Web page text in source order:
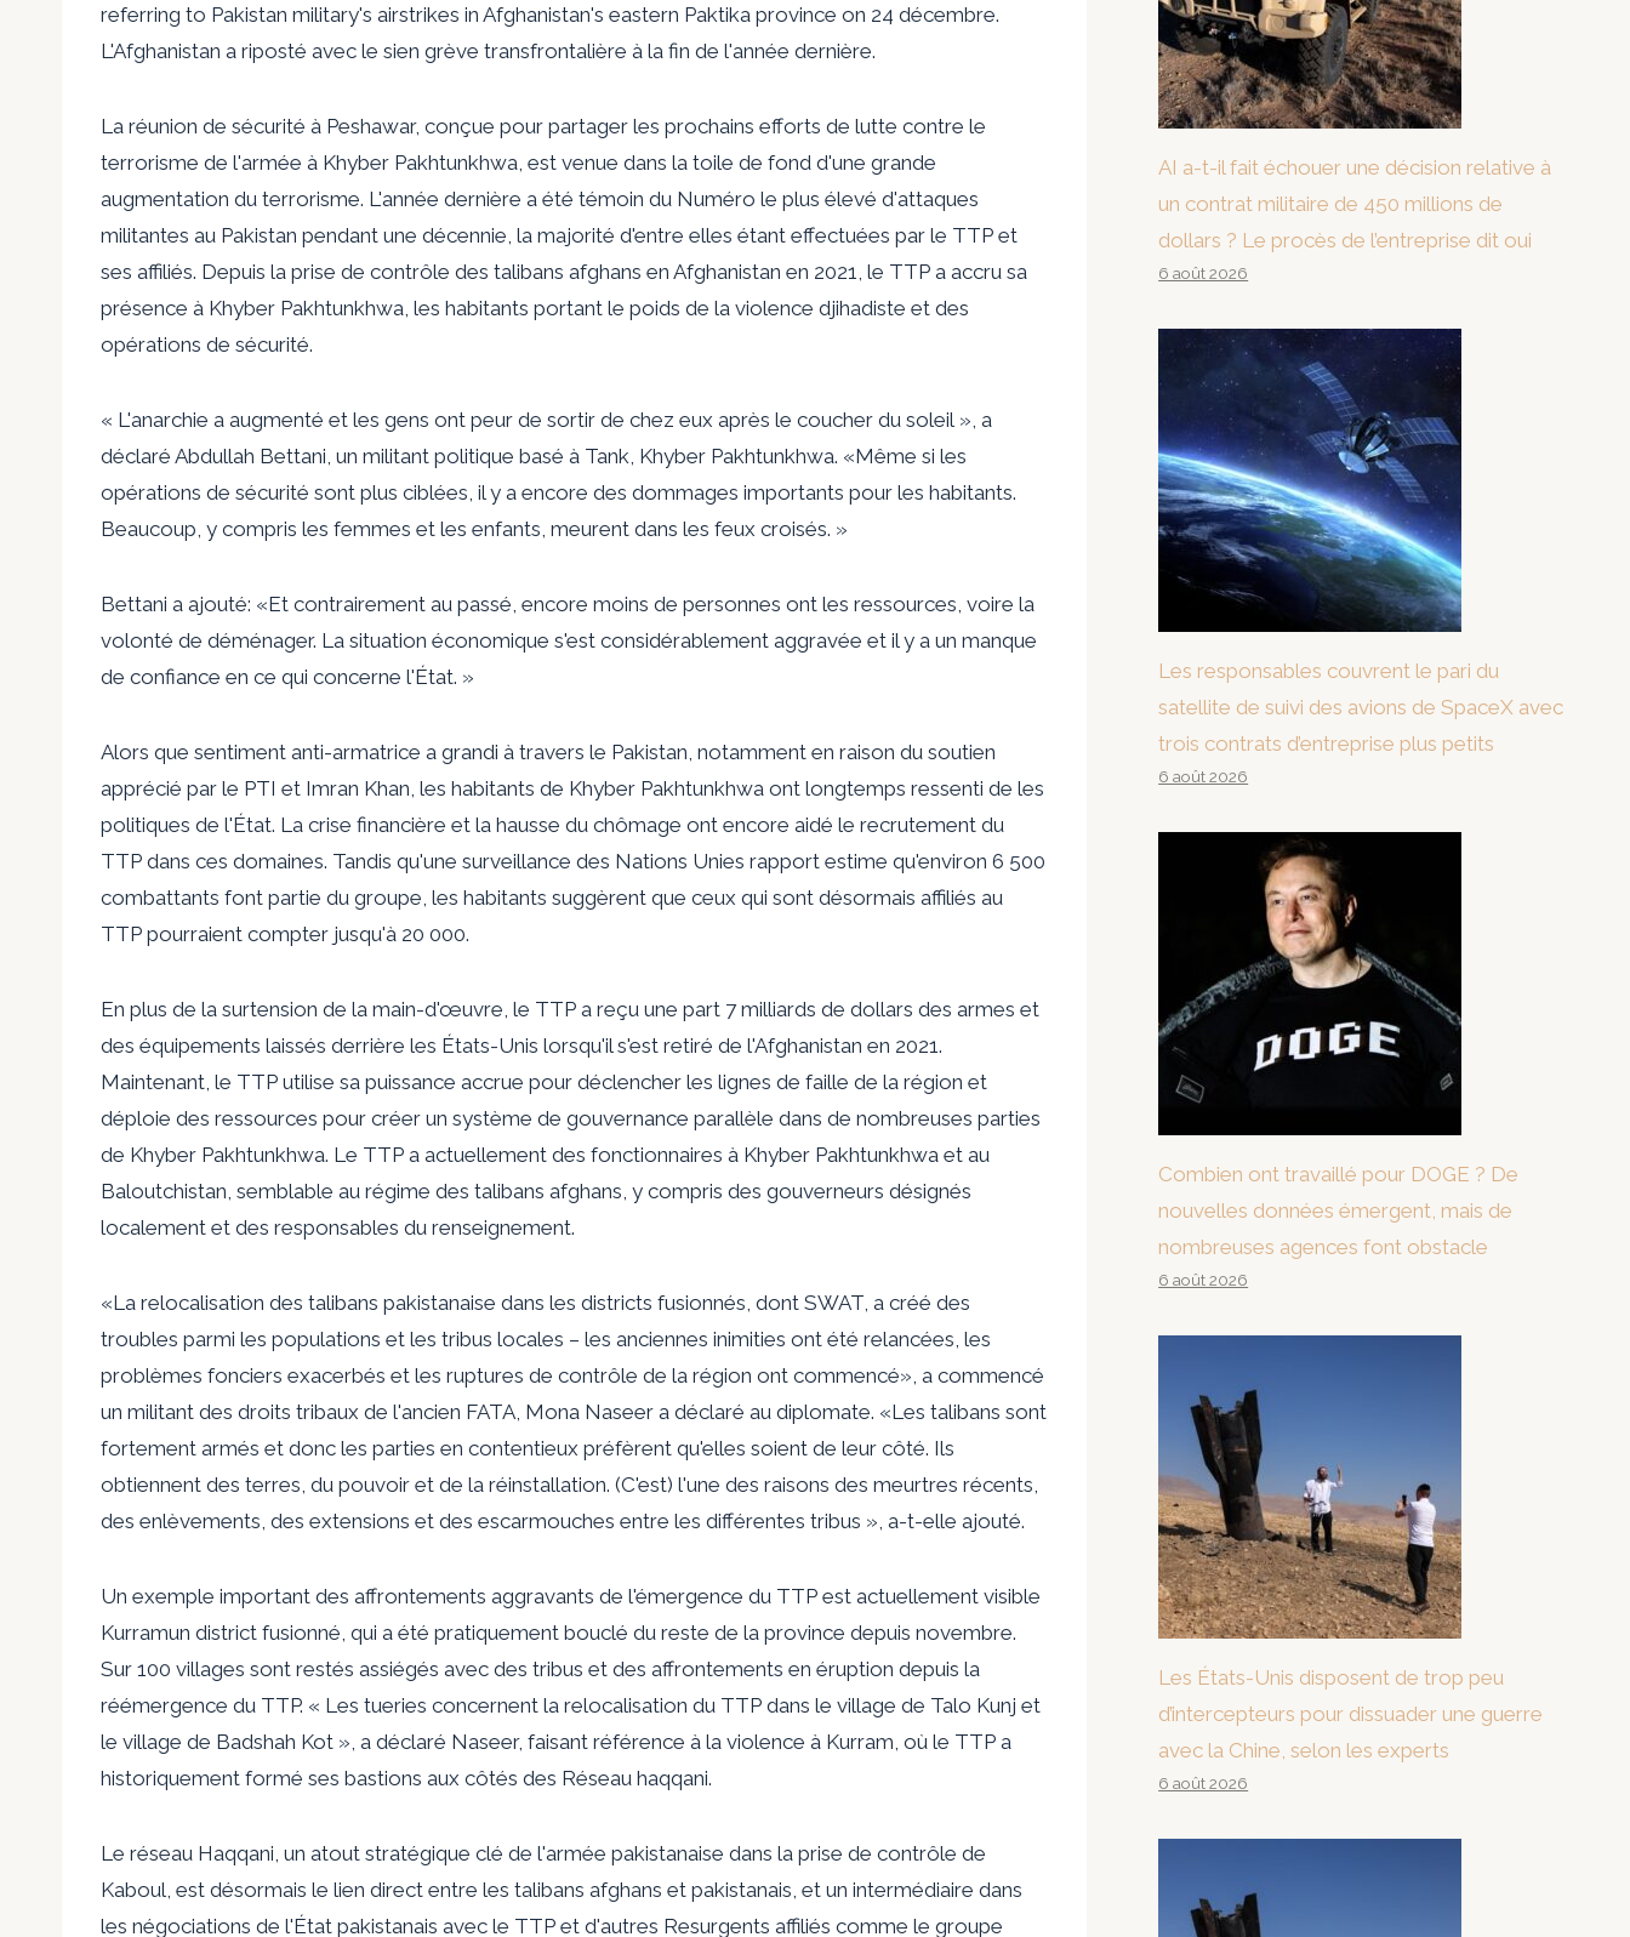
referring to Pakistan military's airstrikes in Afghanistan's eastern Paktika province on 24 décembre.
L'Afghanistan a riposté avec le sien grève transfrontalière à la fin de l'année dernière.
La réunion de sécurité à Peshawar, conçue pour partager les prochains efforts de lutte contre le
terrorisme de l'armée à Khyber Pakhtunkhwa, est venue dans la toile de fond d'une grande
augmentation du terrorisme. L'année dernière a été témoin du Numéro le plus élevé d'attaques
militantes au Pakistan pendant une décennie, la majorité d'entre elles étant effectuées par le TTP et
ses affiliés. Depuis la prise de contrôle des talibans afghans en Afghanistan en 2021, le TTP a accru sa
présence à Khyber Pakhtunkhwa, les habitants portant le poids de la violence djihadiste et des
opérations de sécurité.
« L'anarchie a augmenté et les gens ont peur de sortir de chez eux après le coucher du soleil », a
déclaré Abdullah Bettani, un militant politique basé à Tank, Khyber Pakhtunkhwa. «Même si les
opérations de sécurité sont plus ciblées, il y a encore des dommages importants pour les habitants.
Beaucoup, y compris les femmes et les enfants, meurent dans les feux croisés. »
Bettani a ajouté: «Et contrairement au passé, encore moins de personnes ont les ressources, voire la
volonté de déménager. La situation économique s'est considérablement aggravée et il y a un manque
de confiance en ce qui concerne l'État. »
Alors que sentiment anti-armatrice a grandi à travers le Pakistan, notamment en raison du soutien
apprécié par le PTI et Imran Khan, les habitants de Khyber Pakhtunkhwa ont longtemps ressenti de les
politiques de l'État. La crise financière et la hausse du chômage ont encore aidé le recrutement du
TTP dans ces domaines. Tandis qu'une surveillance des Nations Unies rapport estime qu'environ 6 500
combattants font partie du groupe, les habitants suggèrent que ceux qui sont désormais affiliés au
TTP pourraient compter jusqu'à 20 000.
En plus de la surtension de la main-d'œuvre, le TTP a reçu une part 7 milliards de dollars des armes et
des équipements laissés derrière les États-Unis lorsqu'il s'est retiré de l'Afghanistan en 2021.
Maintenant, le TTP utilise sa puissance accrue pour déclencher les lignes de faille de la région et
déploie des ressources pour créer un système de gouvernance parallèle dans de nombreuses parties
de Khyber Pakhtunkhwa. Le TTP a actuellement des fonctionnaires à Khyber Pakhtunkhwa et au
Baloutchistan, semblable au régime des talibans afghans, y compris des gouverneurs désignés
localement et des responsables du renseignement.
«La relocalisation des talibans pakistanaise dans les districts fusionnés, dont SWAT, a créé des
troubles parmi les populations et les tribus locales – les anciennes inimities ont été relancées, les
problèmes fonciers exacerbés et les ruptures de contrôle de la région ont commencé», a commencé
un militant des droits tribaux de l'ancien FATA, Mona Naseer a déclaré au diplomate. «Les talibans sont
fortement armés et donc les parties en contentieux préfèrent qu'elles soient de leur côté. Ils
obtiennent des terres, du pouvoir et de la réinstallation. (C'est) l'une des raisons des meurtres récents,
des enlèvements, des extensions et des escarmouches entre les différentes tribus », a-t-elle ajouté.
Un exemple important des affrontements aggravants de l'émergence du TTP est actuellement visible
Kurramun district fusionné, qui a été pratiquement bouclé du reste de la province depuis novembre.
Sur 100 villages sont restés assiégés avec des tribus et des affrontements en éruption depuis la
réémergence du TTP. « Les tueries concernent la relocalisation du TTP dans le village de Talo Kunj et
le village de Badshah Kot », a déclaré Naseer, faisant référence à la violence à Kurram, où le TTP a
historiquement formé ses bastions aux côtés des Réseau haqqani.
Le réseau Haqqani, un atout stratégique clé de l'armée pakistanaise dans la prise de contrôle de
Kaboul, est désormais le lien direct entre les talibans afghans et pakistanais, et un intermédiaire dans
les négociations de l'État pakistanais avec le TTP et d'autres Resurgents affiliés comme le groupe
AI a-t-il fait échouer une décision relative à
un contrat militaire de 450 millions de
dollars ? Le procès de l’entreprise dit oui
6 août 2026
Les responsables couvrent le pari du
satellite de suivi des avions de SpaceX avec
trois contrats d’entreprise plus petits
6 août 2026
Combien ont travaillé pour DOGE ? De
nouvelles données émergent, mais de
nombreuses agences font obstacle
6 août 2026
Les États-Unis disposent de trop peu
d’intercepteurs pour dissuader une guerre
avec la Chine, selon les experts
6 août 2026